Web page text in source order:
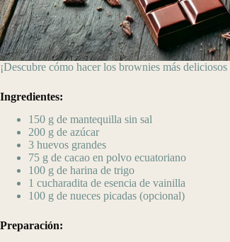
¡Descubre cómo hacer los brownies más
Ingredientes:
150 g de mantequilla sin sal
200 g de azúcar
3 huevos grandes
75 g de cacao en polvo ecuatoriano
100 g de harina de trigo
1 cucharadita de esencia de vainilla
100 g de nueces picadas (opcional)
Preparación: